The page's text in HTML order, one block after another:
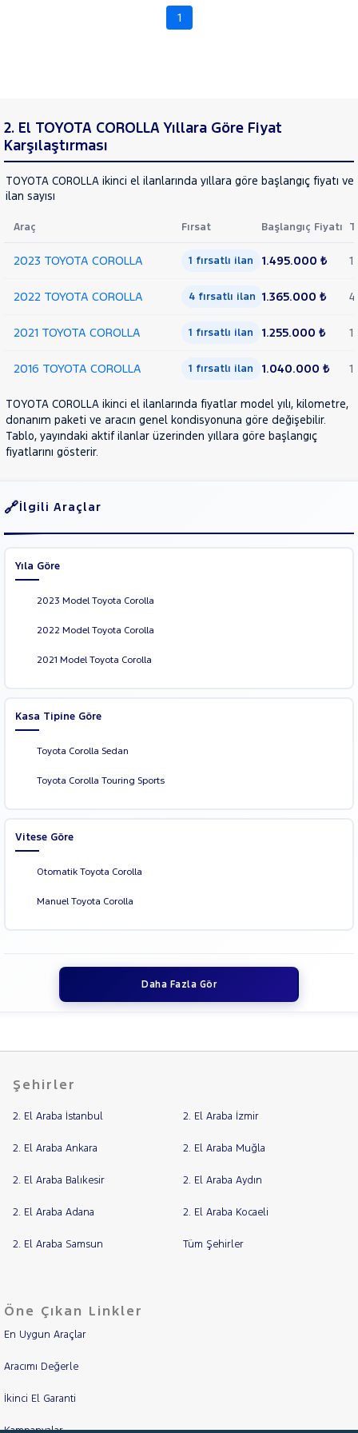
MULTIDRIVE
1.6
1.8
HYBRID
DREAM
HILUX
CITY
RAV
4
YARIS
VOLKSWAGEN
1
2. El TOYOTA COROLLA Yıllara Göre Fiyat
Karşılaştırması
TOYOTA COROLLA ikinci el ilanlarında yıllara göre başlangıç fiyatı
ilan sayısı
Araç Fırsat Başlangıç Fiyatı
2023 TOYOTA COROLLA 1 fırsatlı ilan 1.495.000 ₺ 1
2022 TOYOTA COROLLA 4 fırsatlı ilan 1.365.000 ₺ 4
2021 TOYOTA COROLLA 1 fırsatlı ilan 1.255.000 ₺ 1
2016 TOYOTA COROLLA 1 fırsatlı ilan 1.040.000 ₺ 1
TOYOTA COROLLA ikinci el ilanlarında fiyatlar model yılı, kilometre,
donanım paketi ve aracın genel kondisyonuna göre değişebilir.
Tablo, yayındaki aktif ilanlar üzerinden yıllara göre başlangıç
fiyatlarını gösterir.
İlgili Araçlar
Yıla Göre
2023 Model Toyota Corolla
2022 Model Toyota Corolla
2021 Model Toyota Corolla
Kasa Tipine Göre
Toyota Corolla Sedan
Toyota Corolla Touring Sports
Vitese Göre
Otomatik Toyota Corolla
Manuel Toyota Corolla
Daha Fazla Gör
Şehirler
2. El Araba İstanbul 2. El Araba İzmir
2. El Araba Ankara 2. El Araba Muğla
2. El Araba Balıkesir 2. El Araba Aydın
2. El Araba Adana 2. El Araba Kocaeli
2. El Araba Samsun Tüm Şehirler
Öne Çıkan Linkler
En Uygun Araçlar
Aracımı Değerle
İkinci El Garanti